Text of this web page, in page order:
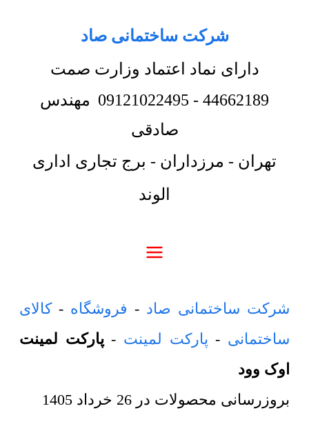
شرکت ساختمانی صاد
دارای نماد اعتماد وزارت صمت
44662189
-
09121022495 مهندس
صادقی
تهران - مرزداران - برج تجاری اداری
الوند
شرکت ساختمانی صاد - فروشگاه -کالای
ساختمانی - پارکت لمینت -پارکت لمینت
اوک وود
بروزرسانی محصولات در 26 خرداد 1405